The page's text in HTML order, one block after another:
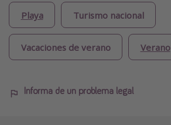
Playa Turismo nacional
Vacaciones de verano Verano
Informa de un problema legal